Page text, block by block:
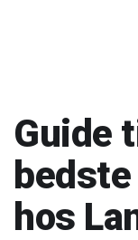
Guide
hos